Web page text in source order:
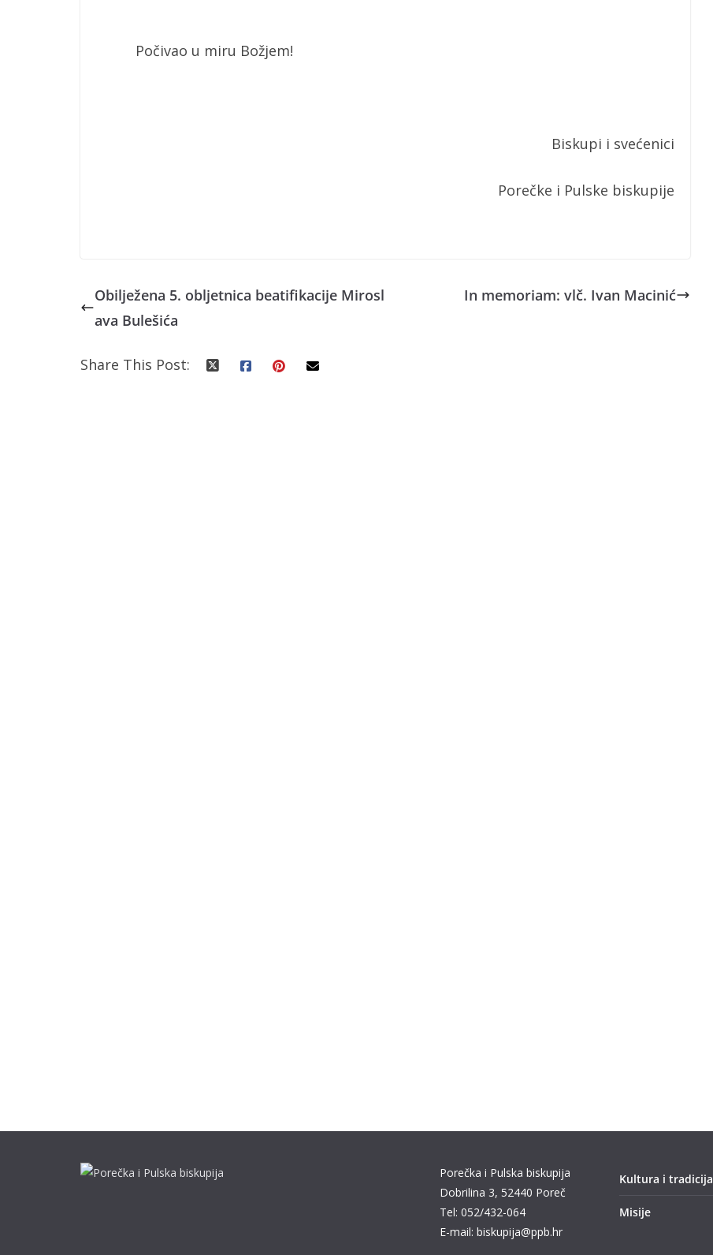
Počivao u miru Božjem!
Biskupi i svećenici
Porečke i Pulske biskupije
Obilježena 5. obljetnica beatifikacije Mirosl
ava Bulešića
In memoriam: vlč. Ivan Macinić
Share This Post:
Porečka i Pulska biskupija
Dobrilina 3, 52440 Poreč
Tel: 052/432-064
E-mail: biskupija@ppb.hr
Kultura i tradicija
Misije